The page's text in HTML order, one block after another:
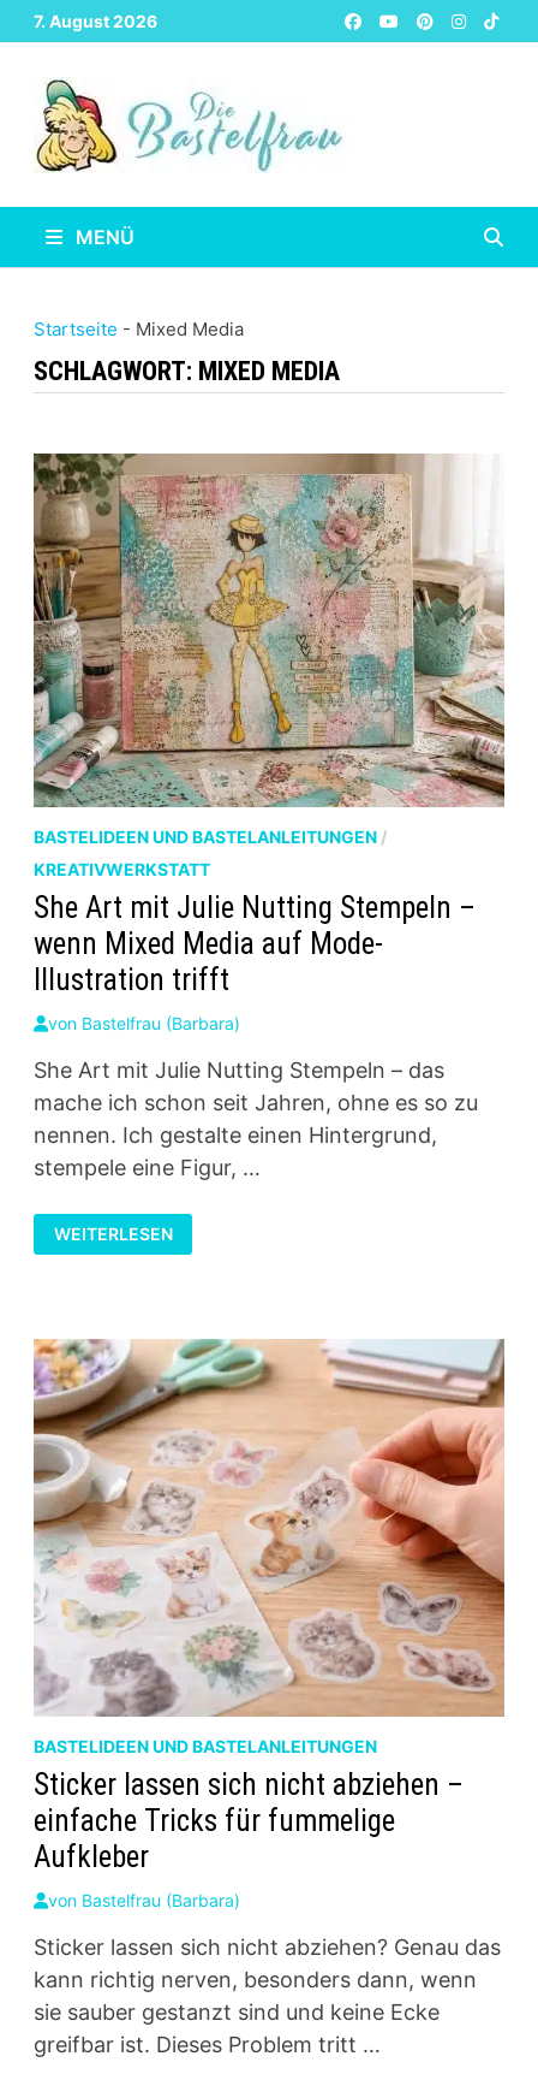
Zurück
zum
Inhalt
7. August 2026
MENÜ
Startseite - Mixed Media
SCHLAGWORT: MIXED MEDIA
BASTELIDEEN UND BASTELANLEITUNGEN/
KREATIVWERKSTATT
She Art mit Julie Nutting Stempeln –
wenn Mixed Media auf Mode-
Illustration trifft
von Bastelfrau (Barbara)
She Art mit Julie Nutting Stempeln – das
mache ich schon seit Jahren, ohne es so zu
nennen. Ich gestalte einen Hintergrund,
stempele eine Figur, …
SHE
ART
MIT
WENN
MIXED
MEDIA
AUF
MODE-
ILLUSTRATION
TRIFFT
WEITERLESEN
BASTELIDEEN UND BASTELANLEITUNGEN
Sticker lassen sich nicht abziehen –
einfache Tricks für fummelige
Aufkleber
von Bastelfrau (Barbara)
Sticker lassen sich nicht abziehen? Genau das
kann richtig nerven, besonders dann, wenn
sie sauber gestanzt sind und keine Ecke
greifbar ist. Dieses Problem tritt …